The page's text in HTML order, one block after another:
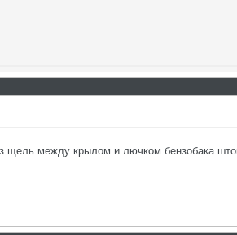
щель между крылом и лючком бензобака